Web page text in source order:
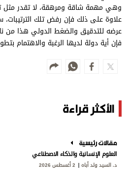
وهي مهمة شاقة ومرهقة، لا تقدر مثل
علاوة على ذلك فإن رفض تلك
عرضه للتدقيق والضغط الدولي هذا من
فإن أية دولة لديها الرغبة والاهتمام
الأكثر قراءة
مقالات رئيسية
العلوم الإنسانية والذكاء الاصطناعي
د. السيد ولد أباه 2 أغسطس 2026